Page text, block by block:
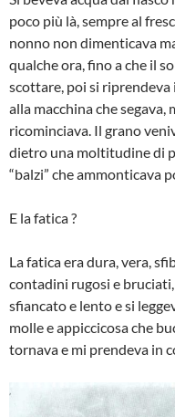
poco più là, sempre al
nonno non dimenticava
qualche ora, fino a che il
scottare, poi si
alla macchina che
ricominciava. Il grano
dietro una moltitudine di
“balzi” che ammonticava
E la fatica ?
La fatica era dura, vera,
contadini rugosi e
sfiancato e lento e si
molle e appiccicosa che
tornava e mi prendeva in